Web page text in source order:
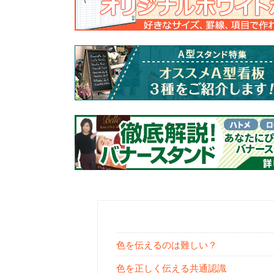
色を伝えるのは難しい？
色を正しく伝える共通認識